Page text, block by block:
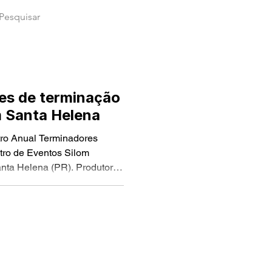
de terminação
Helena
Anual Terminadores
de Eventos Silom
Helena (PR). Produtores
dos parceiros de